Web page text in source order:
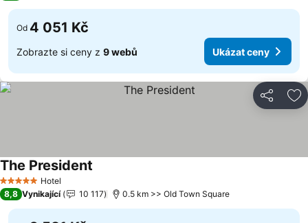
Od 4 051 Kč
Zobrazte si ceny z 9 webů Ukázat ceny
Sdílet
5 Počet hvězdiček
Hotel
The President
8,8 Vynikající 10 117 0.5 km >> Old Town Square